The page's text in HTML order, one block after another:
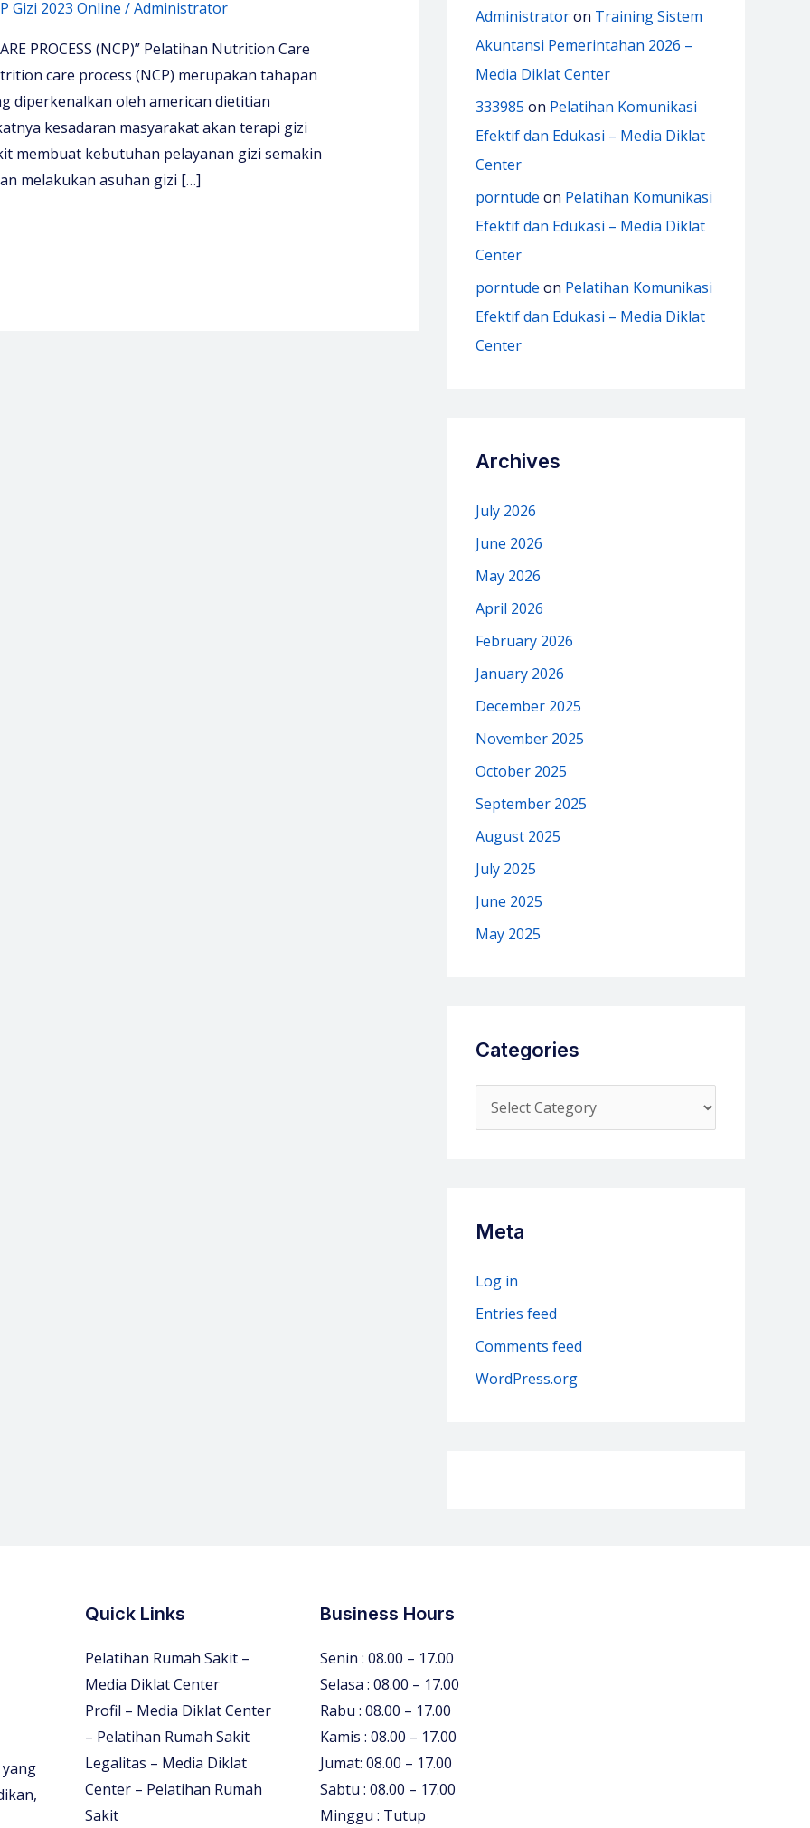
Gizi 2023 Online /Administrator
PROCESS (NCP)” Pelatihan Nutrition Care
care process (NCP) merupakan tahapan
diperkenalkan oleh american dietitian
kesadaran masyarakat akan terapi gizi
membuat kebutuhan pelayanan gizi semakin
melakukan asuhan gizi […]
Administratoron Training Sistem
Akuntansi Pemerintahan 2026 –
Media Diklat Center
333985 on Pelatihan Komunikasi
Efektif dan Edukasi – Media Diklat
Center
porntude on Pelatihan Komunikasi
Efektif dan Edukasi – Media Diklat
Center
porntude on Pelatihan Komunikasi
Efektif dan Edukasi – Media Diklat
Center
Archives
July 2026
June 2026
May 2026
April 2026
February 2026
January 2026
December 2025
November 2025
October 2025
September 2025
August 2025
July 2025
June 2025
May 2025
Categories
a
o
r
Meta
Log in
Entries feed
Comments feed
WordPress.org
Quick Links
Pelatihan Rumah Sakit –
Media Diklat Center
Profil – Media Diklat Center
– Pelatihan Rumah Sakit
Legalitas – Media Diklat
Center – Pelatihan Rumah
Sakit
Business Hours
Senin : 08.00 – 17.00
Selasa : 08.00 – 17.00
Rabu : 08.00 – 17.00
Kamis : 08.00 – 17.00
Jumat: 08.00 – 17.00
Sabtu : 08.00 – 17.00
Minggu : Tutup